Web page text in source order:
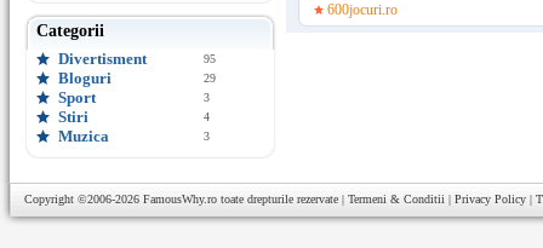
Categorii
Divertisment
95
Bloguri 29
Sport 3
Stiri 4
Muzica 3
600jocuri.ro
Copyright ©2006-2026 FamousWhy.ro toate drepturile rezervate | Termeni & Conditii | Privacy Policy |